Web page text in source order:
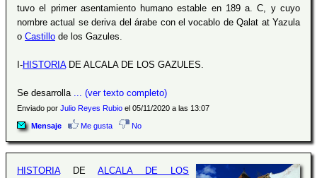
tuvo el primer asentamiento humano estable en 189 a. C, y cuyo
nombre actual se deriva del árabe con el vocablo de Qalat at Yazula
o Castillo de los Gazules.
I-HISTORIADE ALCALA DE LOS GAZULES.
Se desarrolla ... (ver texto completo)
Enviado por Julio Reyes Rubio el 05/11/2020 a las 13:07
Mensaje Me gusta No
HISTORIADEALCALA DE LOS